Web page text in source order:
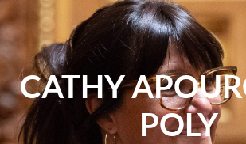
CATHY
POLY